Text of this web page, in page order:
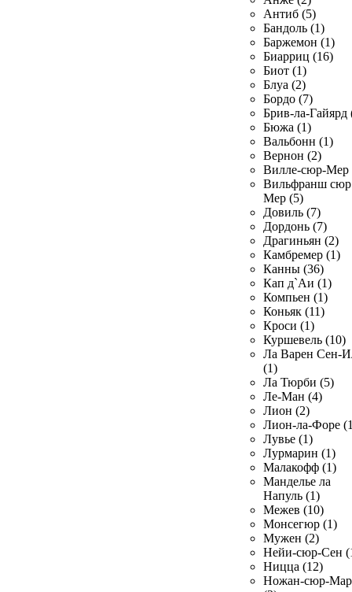
Антиб (5)
Бандоль (1)
Баржемон (1)
Биарриц (16)
Биот (1)
Блуа (2)
Бордо (7)
Брив-ла-Гайярд
Бюжа (1)
Вальбонн (1)
Вернон (2)
Вилле-сюр-Мер
Вильфранш сюр
Мер (5)
Довиль (7)
Дордонь (7)
Драгиньян (2)
Камбремер (1)
Канны (36)
Кап д`Аи (1)
Компьен (1)
Коньяк (11)
Кроси (1)
Куршевель (10)
Ла Варен Сен-
(1)
Ла Тюрби (5)
Ле-Ман (4)
Лион (2)
Лион-ла-Форе
Лувье (1)
Лурмарин (1)
Малакофф (1)
Манделье ла
Напуль (1)
Межев (10)
Монсегюр (1)
Мужен (2)
Нейи-сюр-Сен
Ницца (12)
Ножан-сюр-